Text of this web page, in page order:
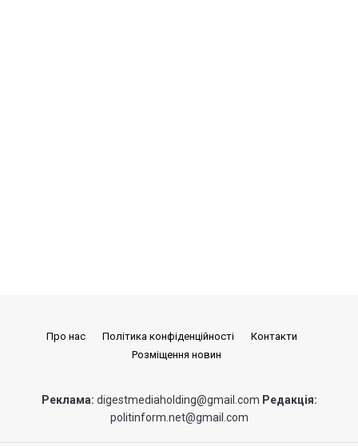
Про нас Політика конфіденційності
Контакти
Розміщення новин
Реклама: digestmediaholding@gmail.com Редакція:
politinform.net@gmail.com